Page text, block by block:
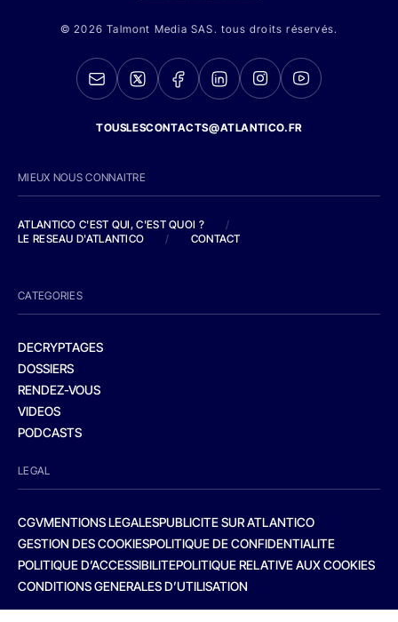
© 2026 Talmont Media SAS. tous droits réservés.
TOUSLESCONTACTS@ATLANTICO.FR
MIEUX NOUS CONNAITRE
ATLANTICO C'EST QUI, C'EST QUOI ?
/
LE RESEAU D'ATLANTICO
/ CONTACT
CATEGORIES
DECRYPTAGES
DOSSIERS
RENDEZ-VOUS
VIDEOS
PODCASTS
LEGAL
CGVMENTIONS LEGALESPUBLICITE SUR ATLANTICO
GESTION DES COOKIESPOLITIQUE DE CONFIDENTIALITE
POLITIQUE D’ACCESSIBILITEPOLITIQUE RELATIVE AUX COOKIES
CONDITIONS GENERALES D’UTILISATION